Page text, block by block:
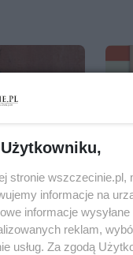
stronie
informacje na
informacje
reklam,
usług. Za zgodą